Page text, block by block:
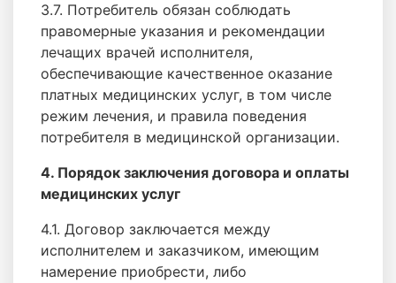
3.7. Потребитель обязан соблюдать
правомерные указания и рекомендации
лечащих врачей исполнителя,
обеспечивающие качественное оказание
платных медицинских услуг, в том числе
режим лечения, и правила поведения
потребителя в медицинской организации.
4. Порядок заключения договора и оплаты
медицинских услуг
4.1. Договор заключается между
исполнителем и заказчиком, имеющим
намерение приобрести, либо